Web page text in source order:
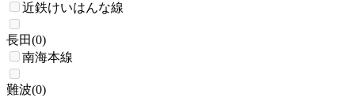
近鉄けいはんな線
長田(0)
南海本線
難波(0)